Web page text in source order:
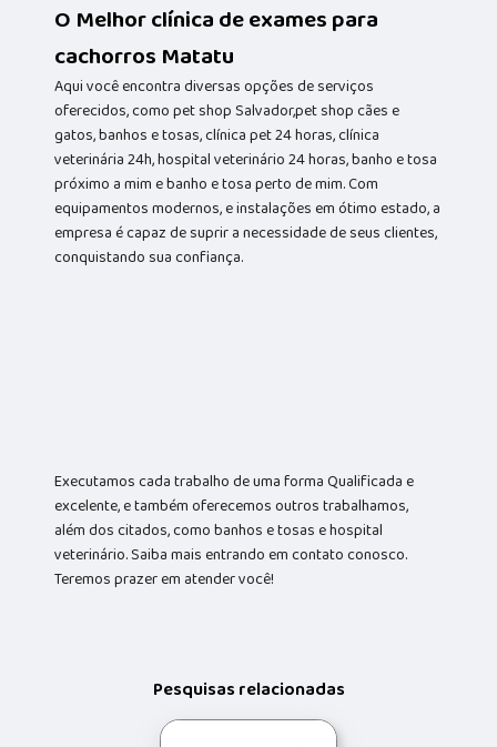
O Melhor clínica de exames para
cachorros Matatu
Aqui você encontra diversas opções de serviços
oferecidos, como pet shop Salvador,pet shop cães e
gatos, banhos e tosas, clínica pet 24 horas, clínica
veterinária 24h, hospital veterinário 24 horas, banho e tosa
próximo a mim e banho e tosa perto de mim. Com
equipamentos modernos, e instalações em ótimo estado, a
empresa é capaz de suprir a necessidade de seus clientes,
conquistando sua confiança.
Executamos cada trabalho de uma forma Qualificada e
excelente, e também oferecemos outros trabalhamos,
além dos citados, como banhos e tosas e hospital
veterinário. Saiba mais entrando em contato conosco.
Teremos prazer em atender você!
Pesquisas relacionadas